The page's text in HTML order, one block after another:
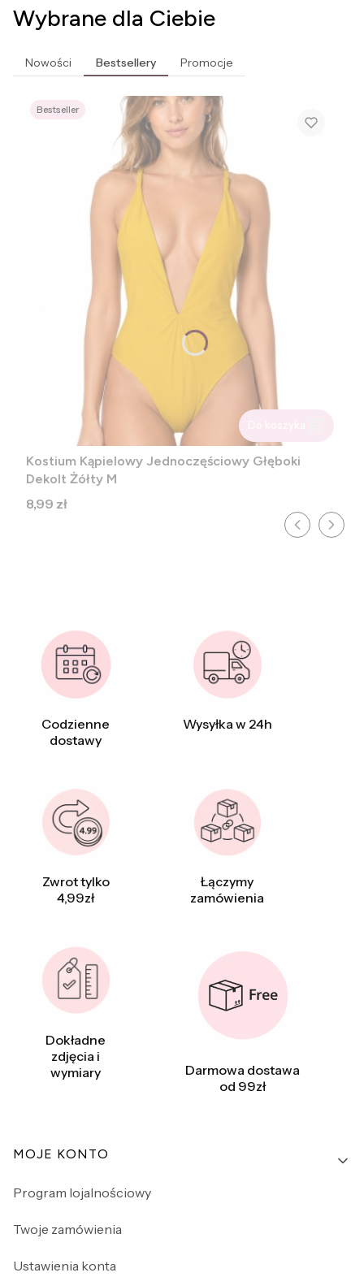
Wybrane dla Ciebie
Nowości Bestsellery Promocje
Bestseller
Kostium Kąpielowy Jednoczęściowy Głęboki
Dekolt Żółty M
Cena
8,99 zł
Codzienne
dostawy
Wysyłka w 24h
Zwrot tylko
4,99zł
Łączymy
zamówienia
Dokładne
zdjęcia i
wymiary
Darmowa dostawa
od 99zł
Linki w stopce
MOJE KONTO
Program lojalnościowy
Twoje zamówienia
Ustawienia konta